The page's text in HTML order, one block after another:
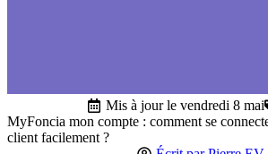
Mis à jour le vendredi 8 mai
MyFoncia mon compte : comment se
client facilement ?